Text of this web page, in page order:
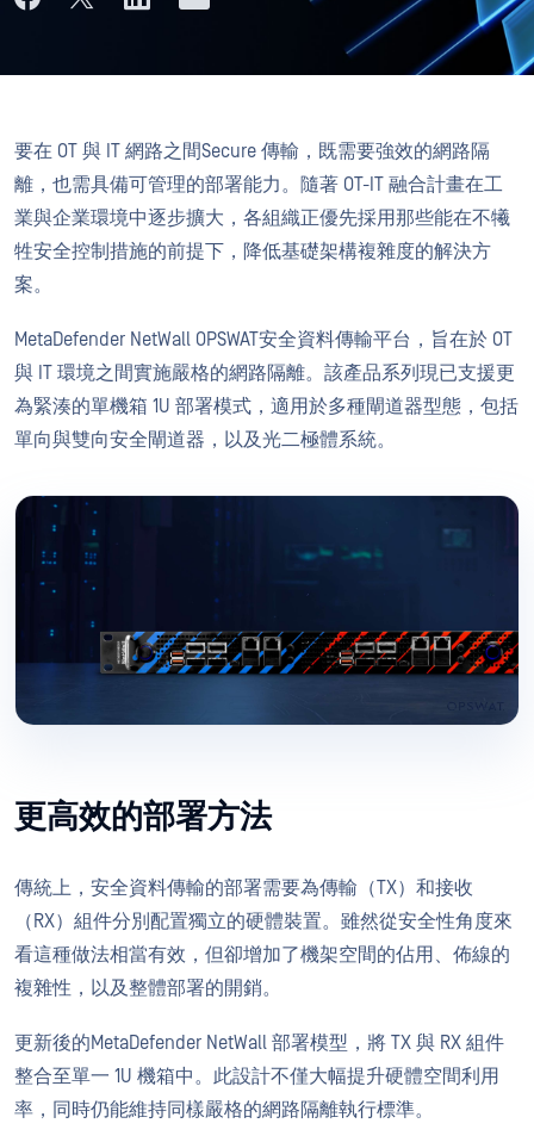
要在 OT 與 IT 網路之間Secure 傳輸，既需要強效的網路隔
離，也需具備可管理的部署能力。隨著 OT-IT 融合計畫在工
業與企業環境中逐步擴大，各組織正優先採用那些能在不犧
牲安全控制措施的前提下，降低基礎架構複雜度的解決方
案。
MetaDefender NetWall OPSWAT安全資料傳輸平台，旨在於 OT
與 IT 環境之間實施嚴格的網路隔離。該產品系列現已支援更
為緊湊的單機箱 1U 部署模式，適用於多種閘道器型態，包括
單向與雙向安全閘道器，以及光二極體系統。
更高效的部署方法
傳統上，安全資料傳輸的部署需要為傳輸（TX）和接收
（RX）組件分別配置獨立的硬體裝置。雖然從安全性角度來
看這種做法相當有效，但卻增加了機架空間的佔用、佈線的
複雜性，以及整體部署的開銷。
更新後的MetaDefender NetWall 部署模型，將 TX 與 RX 組件
整合至單一 1U 機箱中。此設計不僅大幅提升硬體空間利用
率，同時仍能維持同樣嚴格的網路隔離執行標準。